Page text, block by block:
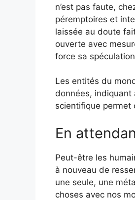
n’est pas faute,
péremptoires et
laissée au doute
ouverte avec
force sa
Les entités du
données, indiquant
scientifique permet
En
Peut-être les
à nouveau de
une seule, une
choses avec nos